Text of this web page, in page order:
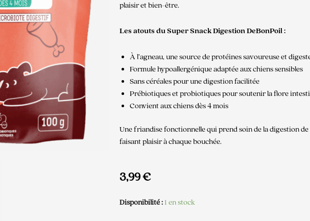
plaisir et bien-être.
Les atouts du Super Snack Digestion DeBonPoil :
À l’agneau, une source de protéines savoureuse et
Formule hypoallergénique adaptée aux chiens sensibles
Sans céréales pour une digestion facilitée
Prébiotiques et probiotiques pour soutenir la flore
Convient aux chiens dès 4 mois
Une friandise fonctionnelle qui prend soin de la digestion
faisant plaisir à chaque bouchée.
3,99€
Disponibilité :1 en stock